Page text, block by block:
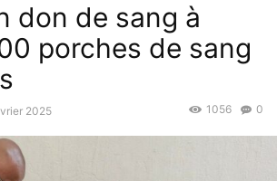
don de sang à
porches de sang
2025 0
1056